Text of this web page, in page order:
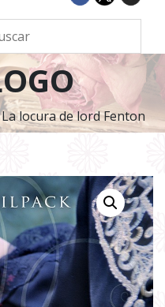
locura de lord Fenton